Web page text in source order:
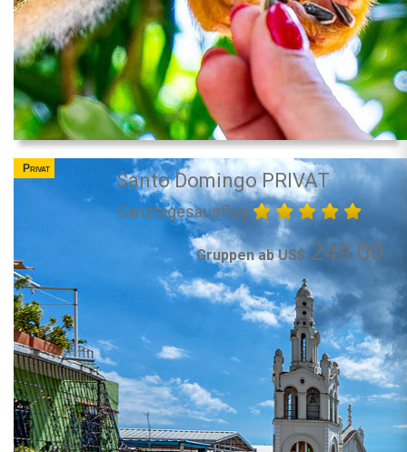
Privat
Santo Domingo PRIVAT
Ganztagesausflug
Gruppen ab US$249.00